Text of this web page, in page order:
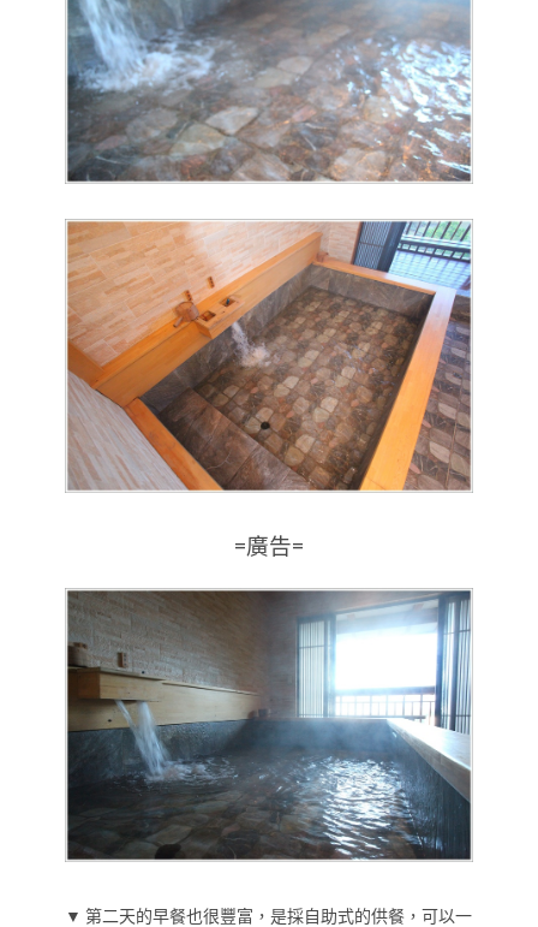
=廣告=
▼ 第二天的早餐也很豐富，是採自助式的供餐，可以一